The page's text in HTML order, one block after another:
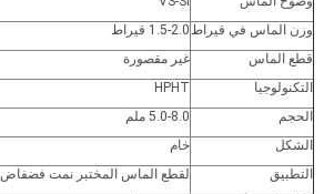
وزن الماس في قيراط1.5-2.0 قيراط
قطع الماس
غير مقصورة
التكنولوجيا
HPHT
الحجم
5.0-8.0 ملم
الشكل
خام
التطبيق
لقطع الماس المختبر نمت فضفاض